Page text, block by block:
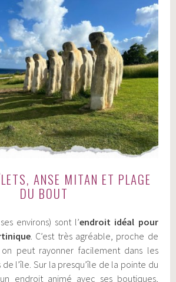
ANSE MITAN ET PLAGE
DU BOUT
environs) sont l’endroit idéal pour
. C’est très agréable, proche de
peut rayonner facilement dans les
l’île. Sur la presqu’île de la pointe du
endroit animé avec ses boutiques,